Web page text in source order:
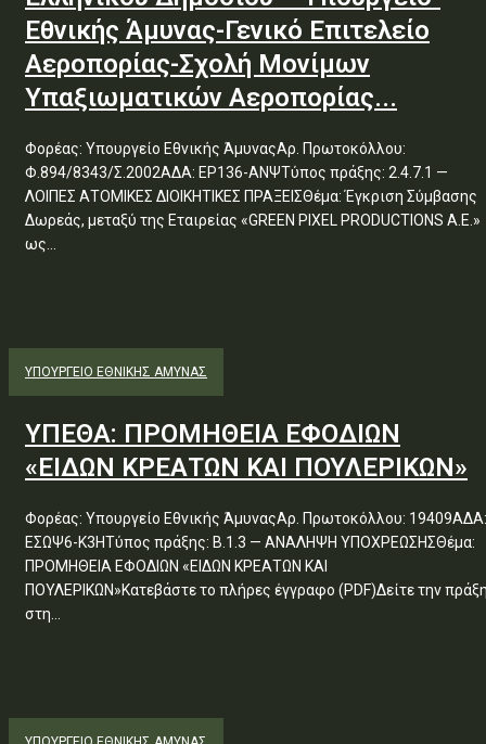
Εθνικής Άμυνας-Γενικό Επιτελείο
Αεροπορίας-Σχολή Μονίμων
Υπαξιωματικών Αεροπορίας...
Φορέας: Υπουργείο Εθνικής ΆμυναςΑρ. Πρωτοκόλλου:
Φ.894/8343/Σ.2002ΑΔΑ: ΕΡ136-ΑΝΨΤύπος πράξης: 2.4.7.1 —
ΛΟΙΠΕΣ ΑΤΟΜΙΚΕΣ ΔΙΟΙΚΗΤΙΚΕΣ ΠΡΑΞΕΙΣΘέμα: Έγκριση Σύμβασης
Δωρεάς, μεταξύ της Εταιρείας «GREEN PIXEL PRODUCTIONS Α.Ε.»
ως...
ΥΠΟΥΡΓΕΊΟ ΕΘΝΙΚΉΣ ΆΜΥΝΑΣ
ΥΠΕΘΑ: ΠΡΟΜΗΘΕΙΑ ΕΦΟΔΙΩΝ
«ΕΙΔΩΝ ΚΡΕΑΤΩΝ ΚΑΙ ΠΟΥΛΕΡΙΚΩΝ»
Φορέας: Υπουργείο Εθνικής ΆμυναςΑρ. Πρωτοκόλλου: 19409ΑΔΑ:
ΕΣΩΨ6-Κ3ΗΤύπος πράξης: Β.1.3 — ΑΝΑΛΗΨΗ ΥΠΟΧΡΕΩΣΗΣΘέμα:
ΠΡΟΜΗΘΕΙΑ ΕΦΟΔΙΩΝ «ΕΙΔΩΝ ΚΡΕΑΤΩΝ ΚΑΙ
ΠΟΥΛΕΡΙΚΩΝ»Κατεβάστε το πλήρες έγγραφο (PDF)Δείτε την
στη...